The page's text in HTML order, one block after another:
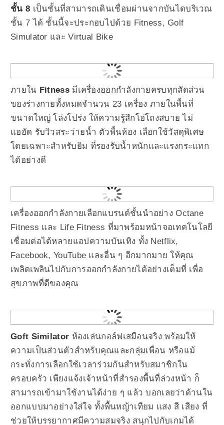
ชั้น 8 เป็นชั้นที่สามารถเดินเชื่อมผ่านจากบันไดบริเวณ
ชั้น 7 ได้ ชั้นนี้จะประกอบไปด้วย Fitness, Golf
Simulator และ Virtual Bike
ภายใน Fitnessมีเครื่องออกกำลังกายครบทุกสัดส่วน
ของร่างกายทั้งหมดจํานวน 23 เครื่อง ภายในพื้นที่
ขนาดใหญ่ โล่งโปร่ง ให้ความรู้สึกโอ่โถงสบาย ไม่
แออัด รับวิวสระว่ายน้ำ ตัวพื้นห้อง เลือกใช้วัสดุพิเศษ
โดยเฉพาะสำหรับยิม ที่รองรับน้ำหนักและแรงกระแทก
ได้อย่างดี
เครื่องออกกำลังกายเลือกแบรนด์ชั้นนำอย่าง Octane
Fitness และ Life Fitness ที่มาพร้อมหน้าจอเทคโนโลยี
เชื่อมต่อได้หลายแอปความบันเทิง ทั้ง Netflix,
Facebook, YouTube และอื่น ๆ อีกมากมาย ให้คุณ
เพลิดเพลินไปกับการออกกำลังกายได้อย่างเต็มที่ เพื่อ
สุขภาพที่ดีของคุณ
Goft Similator ห้องเล่นกอล์ฟเสมือนจริง พร้อมให้
ความเป็นส่วนตัวสำหรับคุณและกลุ่มเพื่อน หรือแม้
กระทั่งการเลือกใช้เวลาร่วมกันสำหรับสมาชิกใน
ครอบครัว เพียงแจ้งเจ้าหน้าที่สำรองพื้นที่ล่วงหน้า ก็
สามารถเข้ามาใช้งานได้ง่าย ๆ แล้ว บอกเลยว่าด้านใน
ออกแบบมาอย่างใส่ใจ ทั้งพื้นหญ้าเทียม แสง สี เสียง ที่
ช่วยให้บรรยากาศมีความสมจริง สนุกไปกับเกมได้